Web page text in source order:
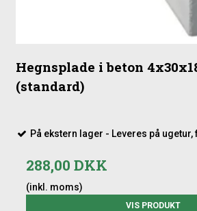
Hegnsplade i beton
(standard)
På ekstern lager - Leveres på
288,00 DKK
(inkl. moms)
VIS PRODUKT